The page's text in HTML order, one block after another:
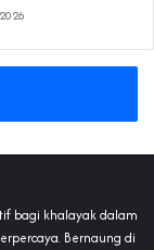
bagi khalayak dalam
Bernaung di